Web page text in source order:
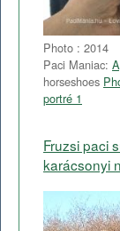
Photo : 2014
Paci Maniac:
horseshoes
portré 1
Fruzsi paci
karácsonyi